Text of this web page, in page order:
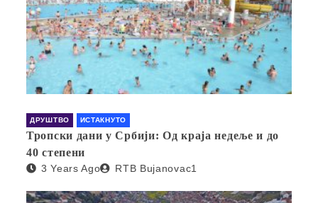
ДРУШТВО ИСТАКНУТО
Тропски дани у Србији: Од краја недеље и до
40 степени
3 Years Ago RTB Bujanovac1